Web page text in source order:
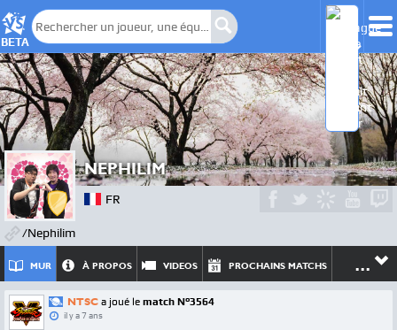
BETA
NEPHILIM
/Nephilim
FR
MUR À PROPOS VIDEOS PROCHAINS MATCHS ...
NTSC a joué le match N°3564
il y a 7 ans